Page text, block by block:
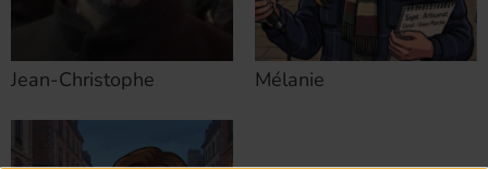
Jean-Christophe Mélanie